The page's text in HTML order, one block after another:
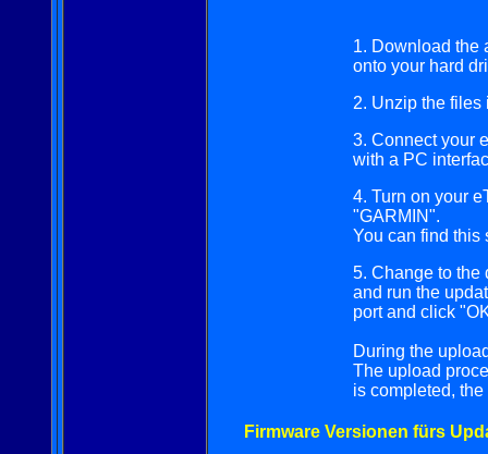
1. Download the
onto your hard
2. Unzip the
3. Connect your
with a PC
4. Turn on your
"GARMIN".
You can find this
5. Change to the
and run the
port and click
During the
The upload
is completed,
Firmware Versionen fürs